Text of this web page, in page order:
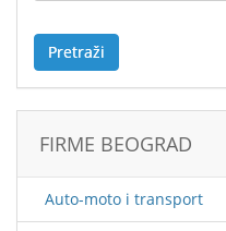
Pretraži
FIRME BEOGRAD
Auto-moto i transport